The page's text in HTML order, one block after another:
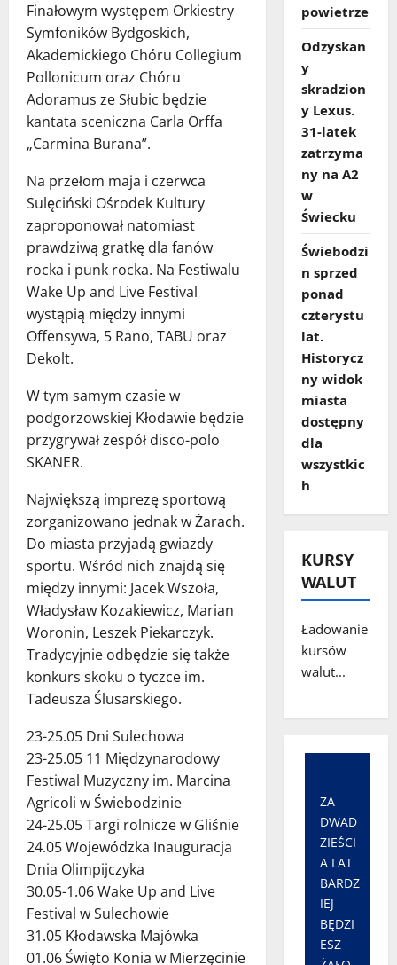
Finałowym występem Orkiestry
Symfoników Bydgoskich,
Akademickiego Chóru Collegium
Pollonicum oraz Chóru
Adoramus ze Słubic będzie
kantata sceniczna Carla Orffa
„Carmina Burana”.
Na przełom maja i czerwca
Sulęciński Ośrodek Kultury
zaproponował natomiast
prawdziwą gratkę dla fanów
rocka i punk rocka. Na Festiwalu
Wake Up and Live Festival
wystąpią między innymi
Offensywa, 5 Rano, TABU oraz
Dekolt.
W tym samym czasie w
podgorzowskiej Kłodawie będzie
przygrywał zespół disco-polo
SKANER.
Największą imprezę sportową
zorganizowano jednak w Żarach.
Do miasta przyjadą gwiazdy
sportu. Wśród nich znajdą się
między innymi: Jacek Wszoła,
Władysław Kozakiewicz, Marian
Woronin, Leszek Piekarczyk.
Tradycyjnie odbędzie się także
konkurs skoku o tyczce im.
Tadeusza Ślusarskiego.
23-25.05 Dni Sulechowa
23-25.05 11 Międzynarodowy
Festiwal Muzyczny im. Marcina
Agricoli w Świebodzinie
24-25.05 Targi rolnicze w Gliśnie
24.05 Wojewódzka Inauguracja
Dnia Olimpijczyka
30.05-1.06 Wake Up and Live
Festival w Sulechowie
31.05 Kłodawska Majówka
01.06 Święto Konia w Mierzęcinie
powietrze
Odzyskan
y
skradzion
y Lexus.
31‑latek
zatrzyma
ny na A2
w
Świecku
Świebodzi
n sprzed
ponad
czterystu
lat.
Historycz
ny widok
miasta
dostępny
dla
wszystkic
h
KURSY
WALUT
Ładowanie
kursów
walut...
ZA
DWAD
ZIEŚCI
A LAT
BARDZ
IEJ
BĘDZI
ESZ